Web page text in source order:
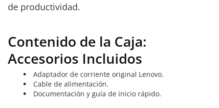
de productividad.
Contenido de la Caja:
Accesorios Incluidos
Adaptador de corriente original Lenovo.
Cable de alimentación.
Documentación y guía de inicio rápido.